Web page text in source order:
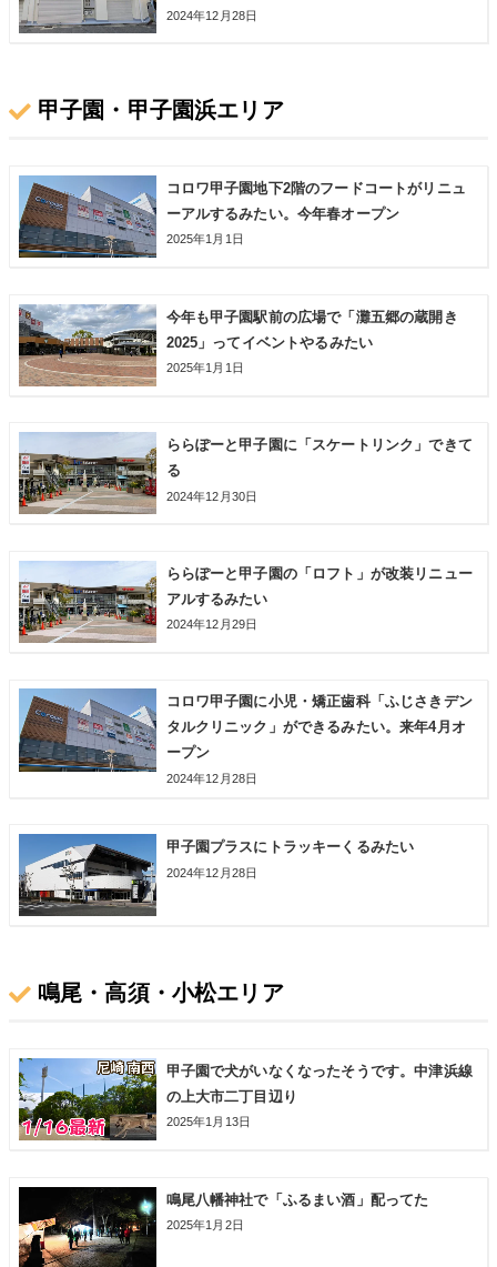
2024年12月28日
甲子園・甲子園浜エリア
コロワ甲子園地下2階のフードコートがリニュ
ーアルするみたい。今年春オープン
2025年1月1日
今年も甲子園駅前の広場で「灘五郷の蔵開き
2025」ってイベントやるみたい
2025年1月1日
ららぽーと甲子園に「スケートリンク」できて
る
2024年12月30日
ららぽーと甲子園の「ロフト」が改装リニュー
アルするみたい
2024年12月29日
コロワ甲子園に小児・矯正歯科「ふじさきデン
タルクリニック」ができるみたい。来年4月オ
ープン
2024年12月28日
甲子園プラスにトラッキーくるみたい
2024年12月28日
鳴尾・高須・小松エリア
甲子園で犬がいなくなったそうです。中津浜線
の上大市二丁目辺り
2025年1月13日
鳴尾八幡神社で「ふるまい酒」配ってた
2025年1月2日